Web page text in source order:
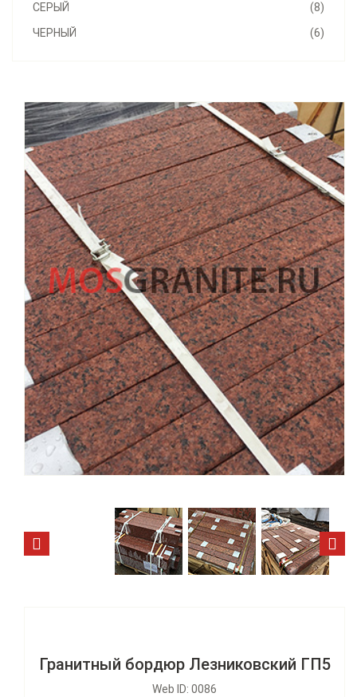
(8)
СЕРЫЙ
(6)
ЧЕРНЫЙ
Гранитный бордюр Лезниковский ГП5
Web ID: 0086